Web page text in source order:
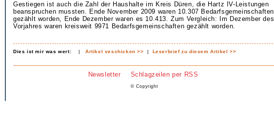
Gestiegen ist auch die Zahl der Haushalte im Kreis Düren, die Hartz IV-Leistungen
beanspruchen mussten. Ende November 2009 waren 10.307 Bedarfsgemeinschaften
gezählt worden, Ende Dezember waren es 10.413. Zum Vergleich: Im Dezember des
Vorjahres waren kreisweit 9971 Bedarfsgemeinschaften gezählt worden.
Dies ist mir was wert: |Artikel veschicken >> | Leserbrief zu diesem Artikel >>
Newsletter Schlagzeilen per RSS
© Copyright